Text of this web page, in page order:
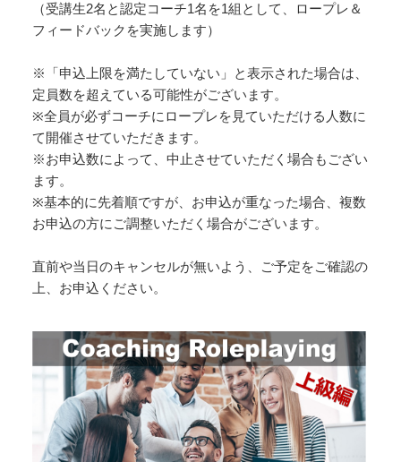
（受講生2名と認定コーチ1名を1組として、ロープレ＆
フィードバックを実施します）
※「申込上限を満たしていない」と表示された場合は、
定員数を超えている可能性がございます。
※全員が必ずコーチにロープレを見ていただける人数に
て開催させていただきます。
※お申込数によって、中止させていただく場合もござい
ます。
※基本的に先着順ですが、お申込が重なった場合、複数
お申込の方にご調整いただく場合がございます。
直前や当日のキャンセルが無いよう、ご予定をご確認の
上、お申込ください。